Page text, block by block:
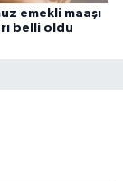
emekli maaşı
belli oldu